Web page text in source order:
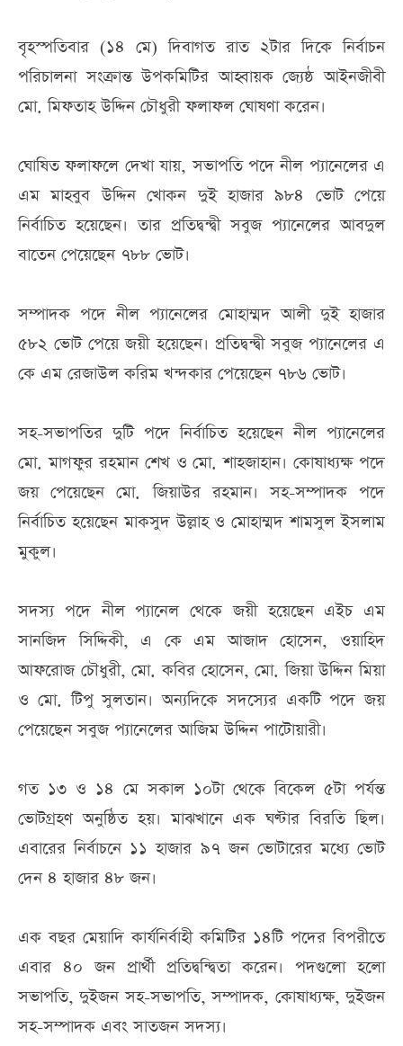
বৃহস্পতিবার (১৪ মে) দিবাগত রাত ২টার দিকে নির্বাচন
পরিচালনা সংক্রান্ত উপকমিটির আহ্বায়ক জ্যেষ্ঠ আইনজীবী
মো. মিফতাহ উদ্দিন চৌধুরী ফলাফল ঘোষণা করেন।
ঘোষিত ফলাফলে দেখা যায়, সভাপতি পদে নীল প্যানেলের এ
এম মাহবুব উদ্দিন খোকন দুই হাজার ৯৮৪ ভোট পেয়ে
নির্বাচিত হয়েছেন। তার প্রতিদ্বন্দ্বী সবুজ প্যানেলের আবদুল
বাতেন পেয়েছেন ৭৮৮ ভোট।
সম্পাদক পদে নীল প্যানেলের মোহাম্মদ আলী দুই হাজার
৫৮২ ভোট পেয়ে জয়ী হয়েছেন। প্রতিদ্বন্দ্বী সবুজ প্যানেলের এ
কে এম রেজাউল করিম খন্দকার পেয়েছেন ৭৮৬ ভোট।
সহ-সভাপতির দুটি পদে নির্বাচিত হয়েছেন নীল প্যানেলের
মো. মাগফুর রহমান শেখ ও মো. শাহজাহান। কোষাধ্যক্ষ পদে
জয় পেয়েছেন মো. জিয়াউর রহমান। সহ-সম্পাদক পদে
নির্বাচিত হয়েছেন মাকসুদ উল্লাহ ও মোহাম্মদ শামসুল ইসলাম
মুকুল।
সদস্য পদে নীল প্যানেল থেকে জয়ী হয়েছেন এইচ এম
সানজিদ সিদ্দিকী, এ কে এম আজাদ হোসেন, ওয়াহিদ
আফরোজ চৌধুরী, মো. কবির হোসেন, মো. জিয়া উদ্দিন মিয়া
ও মো. টিপু সুলতান। অন্যদিকে সদস্যের একটি পদে জয়
পেয়েছেন সবুজ প্যানেলের আজিম উদ্দিন পাটোয়ারী।
গত ১৩ ও ১৪ মে সকাল ১০টা থেকে বিকেল ৫টা পর্যন্ত
ভোটগ্রহণ অনুষ্ঠিত হয়। মাঝখানে এক ঘণ্টার বিরতি ছিল।
এবারের নির্বাচনে ১১ হাজার ৯৭ জন ভোটারের মধ্যে ভোট
দেন ৪ হাজার ৪৮ জন।
এক বছর মেয়াদি কার্যনির্বাহী কমিটির ১৪টি পদের বিপরীতে
এবার ৪০ জন প্রার্থী প্রতিদ্বন্দ্বিতা করেন। পদগুলো হলো
সভাপতি, দুইজন সহ-সভাপতি, সম্পাদক, কোষাধ্যক্ষ, দুইজন
সহ-সম্পাদক এবং সাতজন সদস্য।